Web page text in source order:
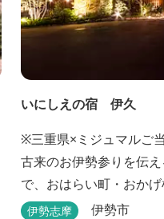
いにしえの宿 伊久
※三重県×ミジュマルご
古来のお伊勢参りを伝
で、おはらい町・おか
分。 部屋・風呂の前に
伊勢志摩 伊勢市